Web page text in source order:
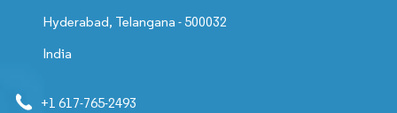
Hyderabad, Telangana - 500032
India
+1 617-765-2493